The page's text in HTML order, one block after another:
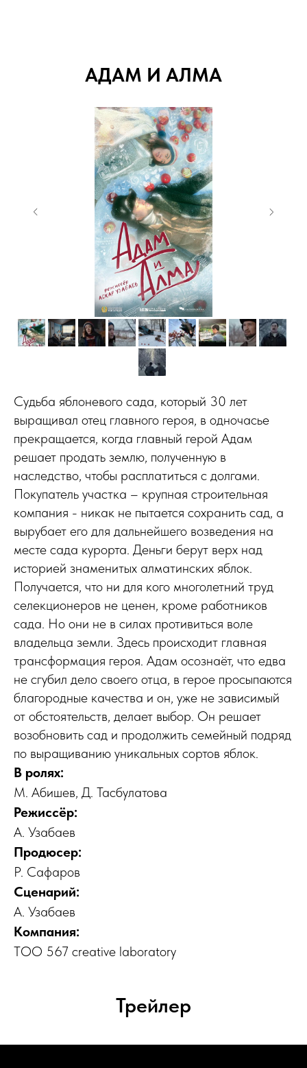
АДАМ И АЛМА
Судьба яблоневого сада, который 30 лет
выращивал отец главного героя, в одночасье
прекращается, когда главный герой Адам
решает продать землю, полученную в
наследство, чтобы расплатиться с долгами.
Покупатель участка – крупная строительная
компания - никак не пытается сохранить сад, а
вырубает его для дальнейшего возведения на
месте сада курорта. Деньги берут верх над
историей знаменитых алматинских яблок.
Получается, что ни для кого многолетний труд
селекционеров не ценен, кроме работников
сада. Но они не в силах противиться воле
владельца земли. Здесь происходит главная
трансформация героя. Адам осознаёт, что едва
не сгубил дело своего отца, в герое просыпаются
благородные качества и он, уже не зависимый
от обстоятельств, делает выбор. Он решает
возобновить сад и продолжить семейный подряд
по выращиванию уникальных сортов яблок.
В ролях:
М. Абишев, Д. Тасбулатова
Режиссёр:
А. Узабаев
Продюсер:
Р. Сафаров
Сценарий:
А. Узабаев
Компания:
ТОО 567 creative laboratory
Трейлер